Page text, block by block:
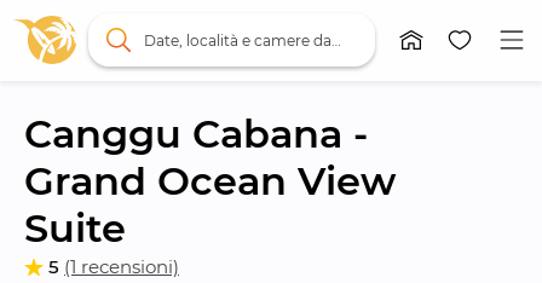
Canggu Cabana -
Grand Ocean View
Suite
5 (1 recensioni)